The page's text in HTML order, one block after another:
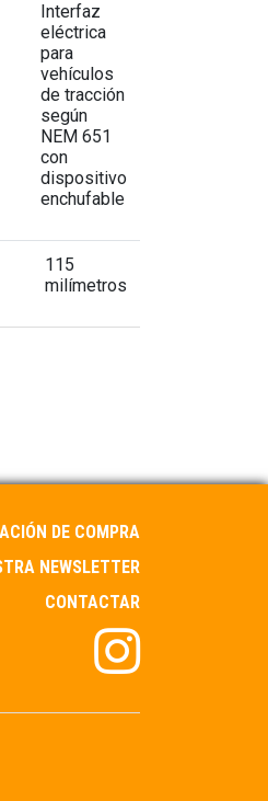
Interfaz
eléctrica
para
vehículos
de tracción
según
NEM 651
con
dispositivo
enchufable
115
milímetros
DE COMPRA
NEWSLETTER
CONTACTAR